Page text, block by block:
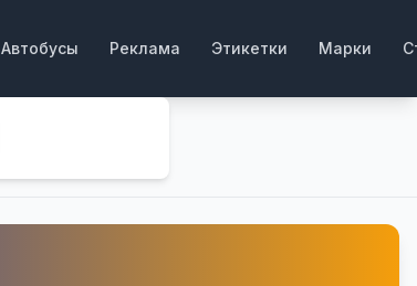
Автобусы Реклама Этикетки Марки